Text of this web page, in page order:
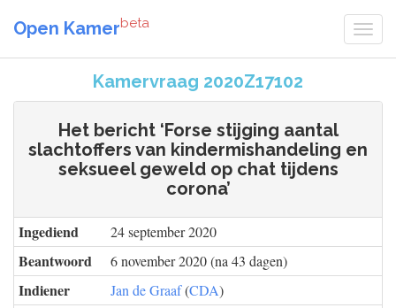
Open Kamerbeta
Kamervraag 2020Z17102
Het bericht ‘Forse stijging aantal
slachtoffers van kindermishandeling en
seksueel geweld op chat tijdens
corona’
Ingediend 24 september 2020
Beantwoord 6 november 2020 (na 43 dagen)
Indiener Jan de Graaf(CDA)